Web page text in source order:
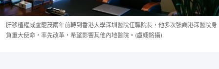
肝移植權威盧寵茂兩年前轉到香港大學深圳醫院任職院長，他多次強調港深醫院身
負重大使命，率先改革，希望影響其他內地醫院。(盧翊銘攝)